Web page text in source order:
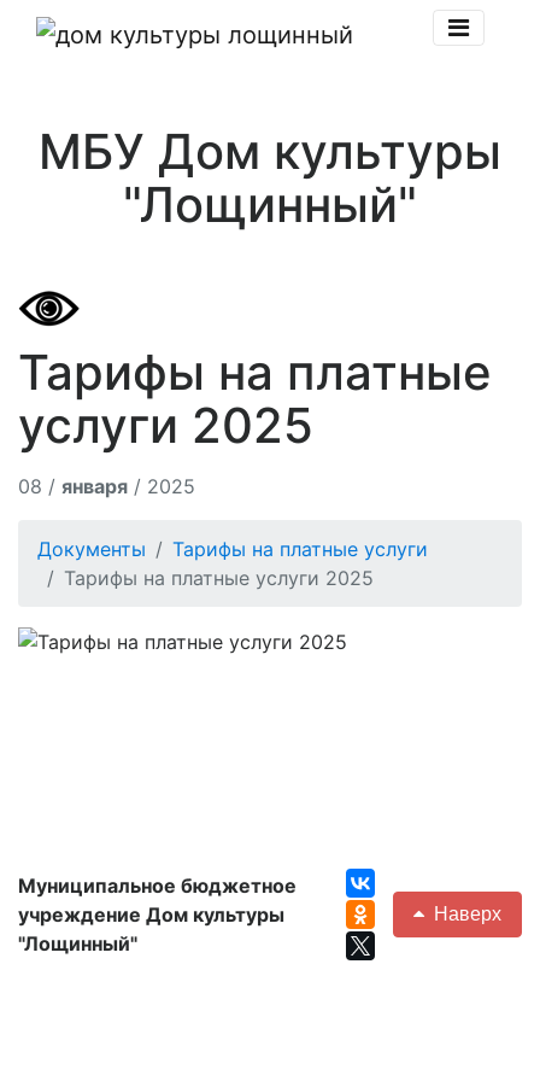
МБУ Дом культуры
"Лощинный"
Тарифы на платные
услуги 2025
08 / января / 2025
Документы
Тарифы на платные услуги
Тарифы на платные услуги 2025
Муниципальное бюджетное
учреждение Дом культуры
"Лощинный"
Наверх